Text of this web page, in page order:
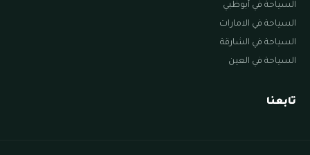
السياحة في أبوظبي
السياحة في الامارات
السياحة في الشارقة
السياحة في العين
تابعنا